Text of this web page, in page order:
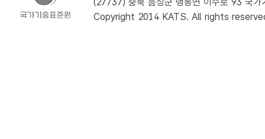
Copyright 2014 KATS. All rights